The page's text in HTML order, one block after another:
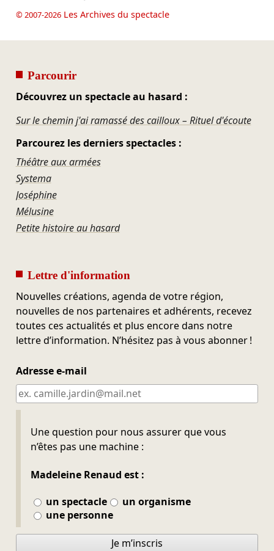
© 2007-2026Les Archives du spectacle
Parcourir
Découvrez un spectacle au hasard :
Sur le chemin j'ai ramassé des cailloux – Rituel d'écoute
Parcourez les derniers spectacles :
Théâtre aux armées
Systema
Joséphine
Mélusine
Petite histoire au hasard
Lettre d'information
Nouvelles créations, agenda de votre région,
nouvelles de nos partenaires et adhérents, recevez
toutes ces actualités et plus encore dans notre
lettre d’information. N’hésitez pas à vous abonner !
Adresse e-mail
Une question pour nous assurer que vous
n’êtes pas une machine :
Madeleine Renaud est :
un spectacle
un organisme
une personne
Ne pas remplir
Je m’inscris